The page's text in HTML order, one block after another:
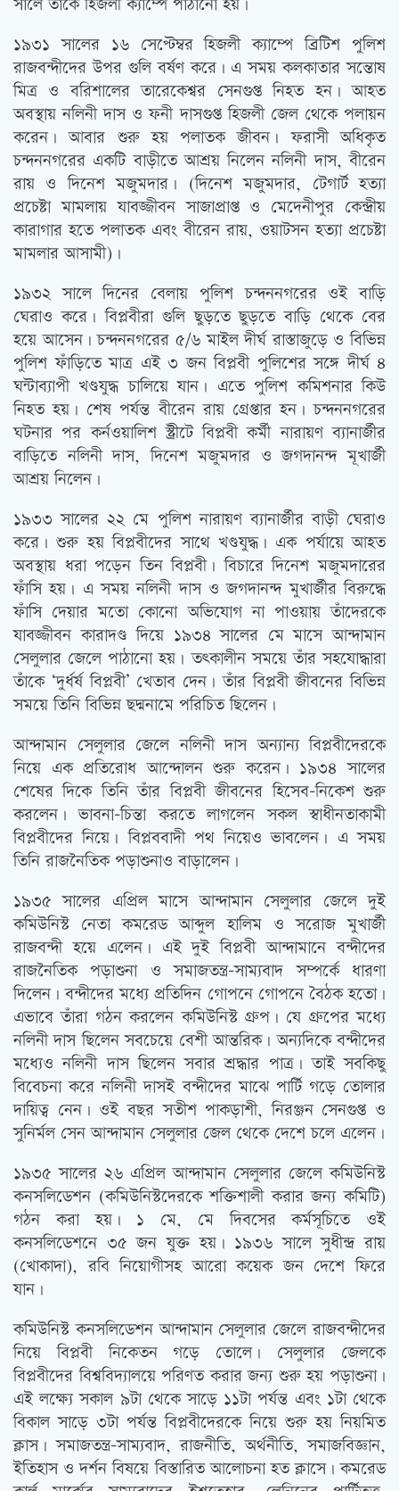
১৯৩১ সালের ১৬ সেপ্টেম্বর হিজলী ক্যাম্পে ব্রিটিশ পুলিশ
রাজবন্দীদের উপর গুলি বর্ষণ করে। এ সময় কলকাতার সন্তোষ
মিত্র ও বরিশালের তারেকেশ্বর সেনগুপ্ত নিহত হন। আহত
অবস্থায় নলিনী দাস ও ফনী দাসগুপ্ত হিজলী জেল থেকে পলায়ন
করেন। আবার শুরু হয় পলাতক জীবন। ফরাসী অধিকৃত
চন্দননগরের একটি বাড়ীতে আশ্রয় নিলেন নলিনী দাস, বীরেন
রায় ও দিনেশ মজুমদার। (দিনেশ মজুমদার, টেগার্ট হত্যা
প্রচেষ্টা মামলায় যাবজ্জীবন সাজাপ্রাপ্ত ও মেদেনীপুর কেন্দ্রীয়
কারাগার হতে পলাতক এবং বীরেন রায়, ওয়াটসন হত্যা প্রচেষ্টা
মামলার আসামী)।
১৯৩২ সালে দিনের বেলায় পুলিশ চন্দননগরের ওই বাড়ি
ঘেরাও করে। বিপ্লবীরা গুলি ছুড়তে ছুড়তে বাড়ি থেকে বের
হয়ে আসেন। চন্দননগরের ৫/৬ মাইল দীর্ঘ রাস্তাজুড়ে ও বিভিন্ন
পুলিশ ফাঁড়িতে মাত্র এই ৩ জন বিপ্লবী পুলিশের সঙ্গে দীর্ঘ ৪
ঘন্টাব্যাপী খণ্ডযুদ্ধ চালিয়ে যান। এতে পুলিশ কমিশনার কিউ
নিহত হয়। শেষ পর্যন্ত বীরেন রায় গ্রেপ্তার হন। চন্দননগরের
ঘটনার পর কর্নওয়ালিশ স্ট্রীটে বিপ্লবী কর্মী নারায়ণ ব্যানার্জীর
বাড়িতে নলিনী দাস, দিনেশ মজুমদার ও জগদানন্দ মূখার্জী
আশ্রয় নিলেন।
১৯৩৩ সালের ২২ মে পুলিশ নারায়ণ ব্যানার্জীর বাড়ী ঘেরাও
করে। শুরু হয় বিপ্লবীদের সাথে খণ্ডযুদ্ধ। এক পর্যায়ে আহত
অবস্থায় ধরা পড়েন তিন বিপ্লবী। বিচারে দিনেশ মজুমদারের
ফাঁসি হয়। এ সময় নলিনী দাস ও জগদানন্দ মুখার্জীর বিরুদ্ধে
ফাঁসি দেয়ার মতো কোনো অভিযোগ না পাওয়ায় তাঁদেরকে
যাবজ্জীবন কারাদণ্ড দিয়ে ১৯৩৪ সালের মে মাসে আন্দামান
সেলুলার জেলে পাঠানো হয়। তৎকালীন সময়ে তাঁর সহযোদ্ধারা
তাঁকে ‘দুর্ধর্ষ বিপ্লবী’ খেতাব দেন। তাঁর বিপ্লবী জীবনের বিভিন্ন
সময়ে তিনি বিভিন্ন ছদ্মনামে পরিচিত ছিলেন।
আন্দামান সেলুলার জেলে নলিনী দাস অন্যান্য বিপ্লবীদেরকে
নিয়ে এক প্রতিরোধ আন্দোলন শুরু করেন। ১৯৩৪ সালের
শেষের দিকে তিনি তাঁর বিপ্লবী জীবনের হিসেব-নিকেশ শুরু
করলেন। ভাবনা-চিন্তা করতে লাগলেন সকল স্বাধীনতাকামী
বিপ্লবীদের নিয়ে। বিপ্লববাদী পথ নিয়েও ভাবলেন। এ সময়
তিনি রাজনৈতিক পড়াশুনাও বাড়ালেন।
১৯৩৫ সালের এপ্রিল মাসে আন্দামান সেলুলার জেলে দুই
কমিউনিস্ট নেতা কমরেড আব্দুল হালিম ও সরোজ মুখার্জী
রাজবন্দী হয়ে এলেন। এই দুই বিপ্লবী আন্দামানে বন্দীদের
রাজনৈতিক পড়াশুনা ও সমাজতন্ত্র-সাম্যবাদ সম্পর্কে ধারণা
দিলেন। বন্দীদের মধ্যে প্রতিদিন গোপনে গোপনে বৈঠক হতো।
এভাবে তাঁরা গঠন করলেন কমিউনিস্ট গ্রুপ। যে গ্রুপের মধ্যে
নলিনী দাস ছিলেন সবচেয়ে বেশী আন্তরিক। অন্যদিকে বন্দীদের
মধ্যেও নলিনী দাস ছিলেন সবার শ্রদ্ধার পাত্র। তাই সবকিছু
বিবেচনা করে নলিনী দাসই বন্দীদের মাঝে পার্টি গড়ে তোলার
দায়িত্ব নেন। ওই বছর সতীশ পাকড়াশী, নিরঞ্জন সেনগুপ্ত ও
সুনির্মল সেন আন্দামান সেলুলার জেল থেকে দেশে চলে এলেন।
১৯৩৫ সালের ২৬ এপ্রিল আন্দামান সেলুলার জেলে কমিউনিস্ট
কনসলিডেশন (কমিউনিস্টদেরকে শক্তিশালী করার জন্য কমিটি)
গঠন করা হয়। ১ মে, মে দিবসের কর্মসূচিতে ওই
কনসলিডেশনে ৩৫ জন যুক্ত হয়। ১৯৩৬ সালে সুধীন্দ্র রায়
(খোকাদা), রবি নিয়োগীসহ আরো কয়েক জন দেশে ফিরে
যান।
কমিউনিস্ট কনসলিডেশন আন্দামান সেলুলার জেলে রাজবন্দীদের
নিয়ে বিপ্লবী নিকেতন গড়ে তোলে। সেলুলার জেলকে
বিপ্লবীদের বিশ্ববিদ্যালয়ে পরিণত করার জন্য শুরু হয় পড়াশুনা।
এই লক্ষ্যে সকাল ৯টা থেকে সাড়ে ১১টা পর্যন্ত এবং ১টা থেকে
বিকাল সাড়ে ৩টা পর্যন্ত বিপ্লবীদেরকে নিয়ে শুরু হয় নিয়মিত
ক্লাস। সমাজতন্ত্র-সাম্যবাদ, রাজনীতি, অর্থনীতি, সমাজবিজ্ঞান,
ইতিহাস ও দর্শন বিষয়ে বিস্তারিত আলোচনা হত ক্লাসে। কমরেড